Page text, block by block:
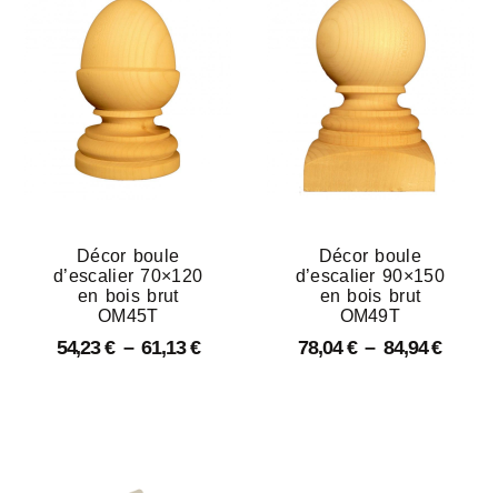
Décor boule
d’escalier 70×120
en bois brut
OM45T
54,23€ – 61,13€
Décor boule
d’escalier 90×150
en bois brut
OM49T
78,04€ – 84,94€